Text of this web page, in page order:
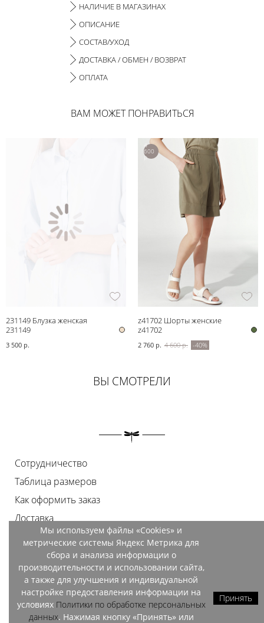
НАЛИЧИЕ В МАГАЗИНАХ
ОПИСАНИЕ
СОСТАВ/УХОД
ДОСТАВКА / ОБМЕН / ВОЗВРАТ
ОПЛАТА
ВАМ МОЖЕТ ПОНРАВИТЬСЯ
231149 Блузка женская
231149
3 500 р.
4
600
р.
z41702 Шорты женские
z41702
2 760 р. 4 600 р. -40%
ВЫ СМОТРЕЛИ
Сотрудничество
Таблица размеров
Как оформить заказ
Доставка
Оплата
Возврат
Документы
Контакты
Магазины
Мы используем файлы «Cookies» и
метрические системы Яндекс Метрика для
сбора и анализа информации о
производительности и использовании сайта,
а также для улучшения и индивидуальной
настройке предоставления информации на
условиях Политики по обработке персональных
данных. Нажимая кнопку «Принять» или
Принять